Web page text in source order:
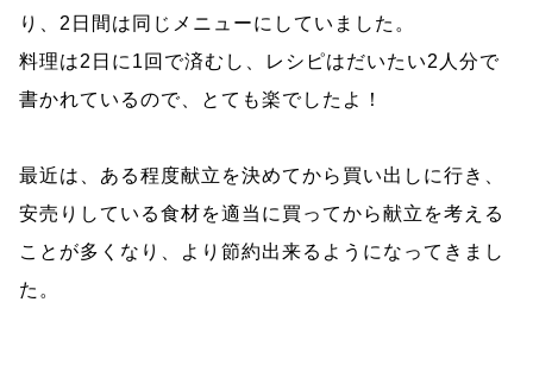
り、2日間は同じメニューにしていました。
料理は2日に1回で済むし、レシピはだいたい2人分で
書かれているので、とても楽でしたよ！
最近は、ある程度献立を決めてから買い出しに行き、
安売りしている食材を適当に買ってから献立を考える
ことが多くなり、より節約出来るようになってきまし
た。